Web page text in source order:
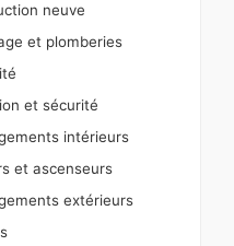
neuve
et plomberies
et sécurité
intérieurs
et ascenseurs
extérieurs